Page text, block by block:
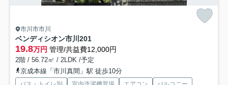
市川市市川
ベンディシオン市川 201
19.8万円 管理/共益費12,000円
2階 / 56.72㎡ / 2LDK /予定
京成本線「市川真間」駅 徒歩10分